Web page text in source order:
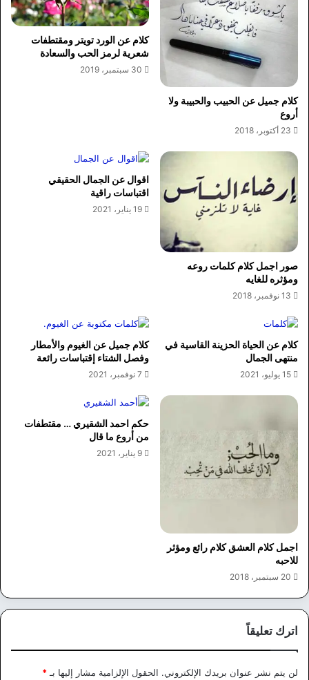
كلام جميل عن الحبيب والحبيبة ولا
أروع
23 أكتوبر، 2018
كلام عن الورد تويتر ومقتطفات
شعرية لرمز الحب والسعادة
30 سبتمبر، 2019
صور اجمل كلام كلمات روعه
ومؤثره للغايه
13 نوفمبر، 2018
اقوال عن الجمال الحقيقي
اقتباسات راقية
19 يناير، 2021
كلام عن الحياة الحزينة القاسية في
منتهى الجمال
15 يوليو، 2021
كلام جميل عن الغيوم والأمطار
وفصل الشتاء إقتباسات رائعة
7 نوفمبر، 2021
اجمل كلام العشق كلام رائع ومؤثر
للاحبه
20 سبتمبر، 2018
حكم احمد الشقيري … مقتطفات
من أروع ما قال
9 يناير، 2021
اترك تعليقاً
لن يتم نشر عنوان بريدك الإلكتروني. الحقول الإلزامية مشار إليها بـ*